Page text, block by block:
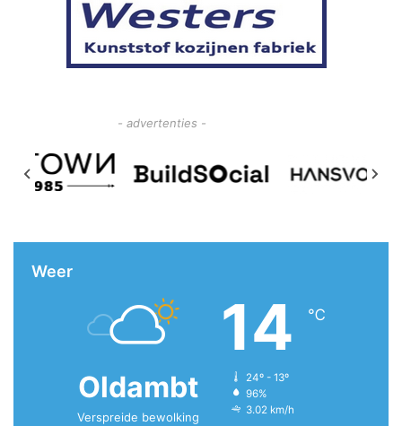
- advertenties -
Weer
Oldambt
Verspreide bewolking
14 ℃
24º - 13º
96%
3.02 km/h